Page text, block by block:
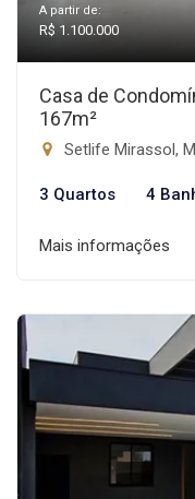
A partir de:
R$ 1.100.000
Casa de
167m²
Setlife Mirassol,
3 Quartos 4
Mais informações